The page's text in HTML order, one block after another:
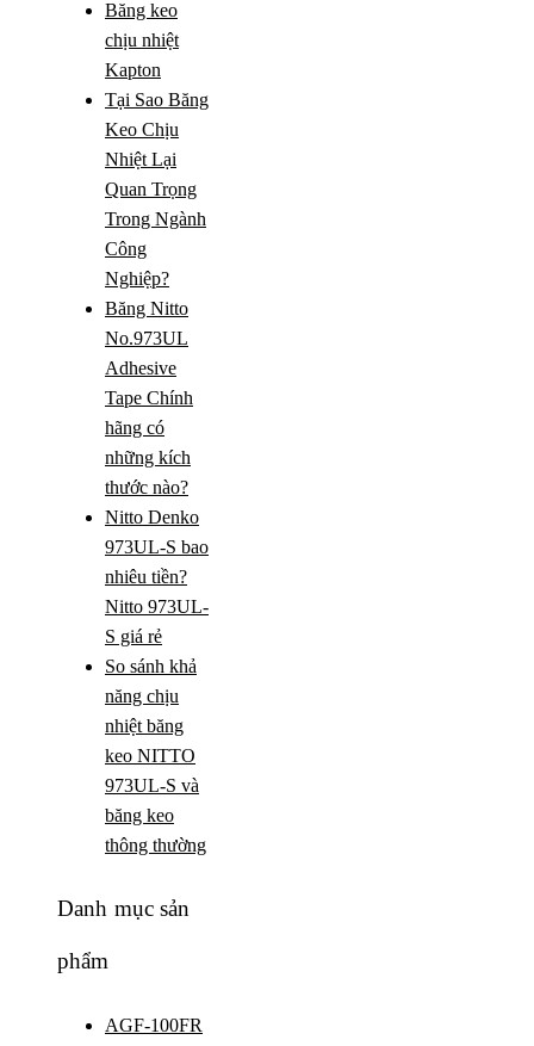
Băng keo
chịu nhiệt
Kapton
Tại Sao Băng
Keo Chịu
Nhiệt Lại
Quan Trọng
Trong Ngành
Công
Nghiệp?
Băng Nitto
No.973UL
Adhesive
Tape Chính
hãng có
những kích
thước nào?
Nitto Denko
973UL-S bao
nhiêu tiền?
Nitto 973UL-
S giá rẻ
So sánh khả
năng chịu
nhiệt băng
keo NITTO
973UL-S và
băng keo
thông thường
Danh mục sản
phẩm
AGF-100FR